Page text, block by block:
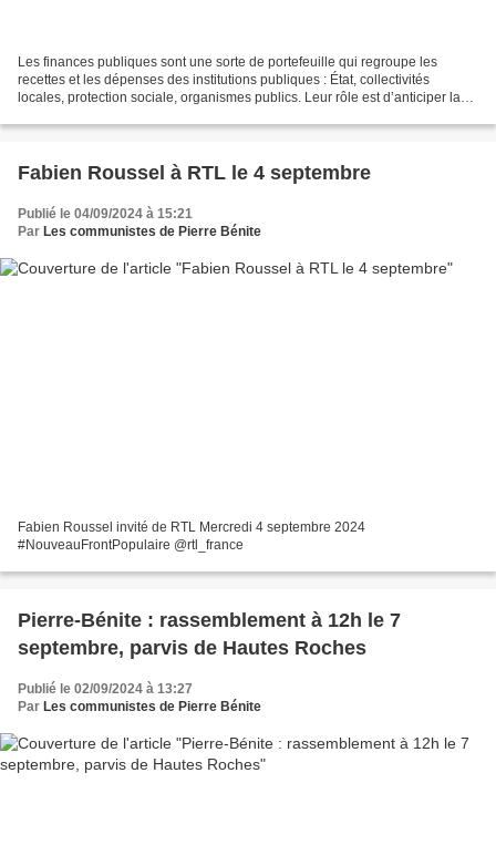
Les finances publiques sont une sorte de portefeuille qui regroupe les
recettes et les dépenses des institutions publiques : État, collectivités
locales, protection sociale, organismes publics. Leur rôle est d’anticiper la
Fabien Roussel à RTL le 4 septembre
Publié le 04/09/2024 à 15:21
Par Les communistes de Pierre Bénite
Fabien Roussel invité de RTL Mercredi 4 septembre 2024
#NouveauFrontPopulaire @rtl_france
Pierre-Bénite : rassemblement à 12h le 7
septembre, parvis de Hautes Roches
Publié le 02/09/2024 à 13:27
Par Les communistes de Pierre Bénite